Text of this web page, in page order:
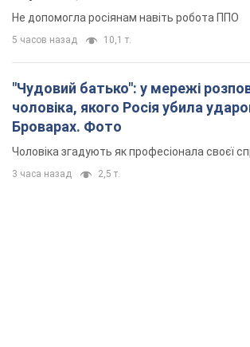
Не допомогла росіянам навіть робота ППО
5 часов назад 10,1 т.
"Чудовий батько": у мережі
чоловіка, якого Росія убила
Броварах. Фото
Чоловіка згадують як професіонала своєї
3 часа назад 2,5 т.